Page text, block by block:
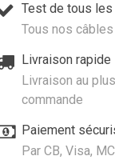
Test de tous
Tous nos
Livraison rapide
Livraison au
commande
Paiement
Par CB, Visa,